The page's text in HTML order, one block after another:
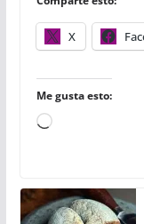
X
Me gusta esto:
C
g
a